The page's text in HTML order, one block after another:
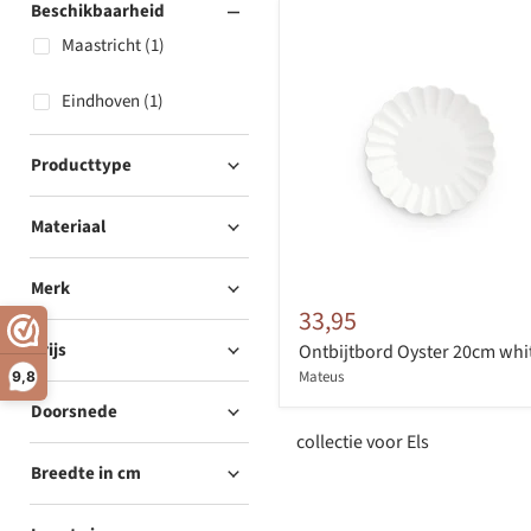
9,8
Beschikbaarheid
Eindhoven (1)
Maastricht (1)
Producttype
Materiaal
Merk
Prijs
Doorsnede
Breedte in cm
33,95
Ontbijtbord Oyster 20cm
Mateus
collectie voor Els